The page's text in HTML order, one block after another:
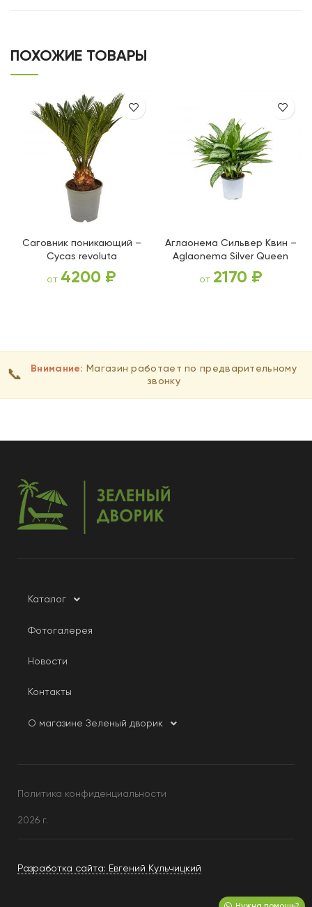
ПОХОЖИЕ ТОВАРЫ
Саговник поникающий –
Cycas revoluta
от 4200 ₽
Аглаонема Сильвер Квин –
Aglaonema Silver Queen
от 2170 ₽
📞 Внимание: Магазин работает по предварительному
звонку
Каталог
Фотогалерея
Новости
Контакты
О магазине Зеленый дворик
Политика конфиденциальности
2026 г.
Разработка сайта: Евгений Кульчицкий